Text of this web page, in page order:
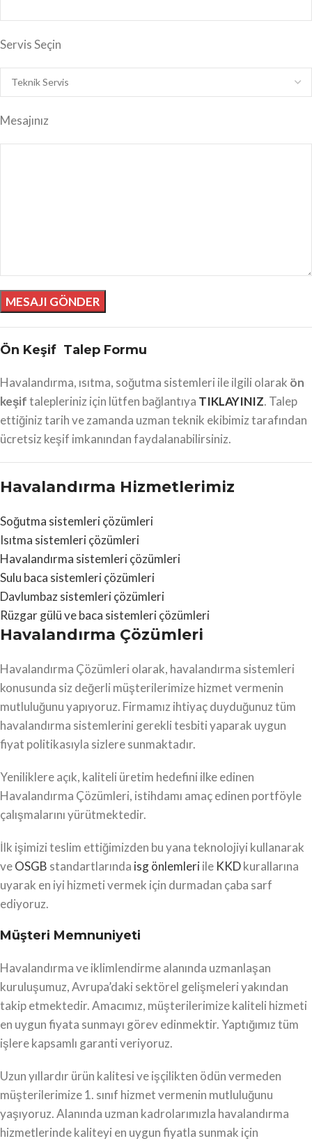
Servis Seçin
Mesajınız
Ön Keşif Talep Formu
Havalandırma, ısıtma, soğutma sistemleri ile ilgili olarak ön
keşiftalepleriniz için lütfen bağlantıya TIKLAYINIZ. Talep
ettiğiniz tarih ve zamanda uzman teknik ekibimiz tarafından
ücretsiz keşif imkanından faydalanabilirsiniz.
Havalandırma Hizmetlerimiz
Soğutma sistemleri çözümleri
Isıtma sistemleri çözümleri
Havalandırma sistemleri çözümleri
Sulu baca sistemleri çözümleri
Davlumbaz sistemleri çözümleri
Rüzgar gülü ve baca sistemleri çözümleri
Havalandırma Çözümleri
Havalandırma Çözümleri olarak, havalandırma sistemleri
konusunda siz değerli müşterilerimize hizmet vermenin
mutluluğunu yapıyoruz. Firmamız ihtiyaç duyduğunuz tüm
havalandırma sistemlerini gerekli tesbiti yaparak uygun
fiyat politikasıyla sizlere sunmaktadır.
Yeniliklere açık, kaliteli üretim hedefini ilke edinen
Havalandırma Çözümleri, istihdamı amaç edinen portföyle
çalışmalarını yürütmektedir.
İlk işimizi teslim ettiğimizden bu yana teknolojiyi kullanarak
veOSGB standartlarında isg önlemleriile KKDkurallarına
uyarak en iyi hizmeti vermek için durmadan çaba sarf
ediyoruz.
Müşteri Memnuniyeti
Havalandırma ve iklimlendirme alanında uzmanlaşan
kuruluşumuz, Avrupa’daki sektörel gelişmeleri yakından
takip etmektedir. Amacımız, müşterilerimize kaliteli hizmeti
en uygun fiyata sunmayı görev edinmektir. Yaptığımız tüm
işlere kapsamlı garanti veriyoruz.
Uzun yıllardır ürün kalitesi ve işçilikten ödün vermeden
müşterilerimize 1. sınıf hizmet vermenin mutluluğunu
yaşıyoruz. Alanında uzman kadrolarımızla havalandırma
hizmetlerinde kaliteyi en uygun fiyatla sunmak için